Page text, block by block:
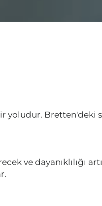
yoludur.
ve dayanıklılığı